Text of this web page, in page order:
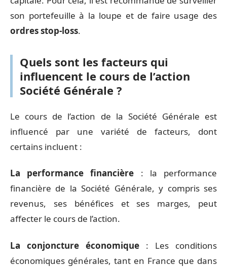
son portefeuille à la loupe et de faire usage des
ordres stop-loss.
Quels sont les facteurs qui
influencent le cours de l’action
Société Générale ?
Le cours de l’action de la Société Générale est
influencé par une variété de facteurs, dont
certains incluent :
La performance financière : la performance
financière de la Société Générale, y compris ses
revenus, ses bénéfices et ses marges, peut
affecter le cours de l’action.
La conjoncture économique : Les conditions
économiques générales, tant en France que dans